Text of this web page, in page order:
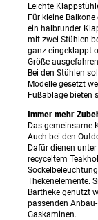
Leichte
Für kleine
ein halbrunder
mit zwei Stühlen
ganz eingeklappt
Größe
Bei den Stühlen
Modelle gesetzt
Fußablage bieten
Immer mehr
Das gemeinsame
Auch bei den
Dafür dienen
recyceltem
Thekenelemente.
Bartheke genutzt
passenden
Gaskaminen.